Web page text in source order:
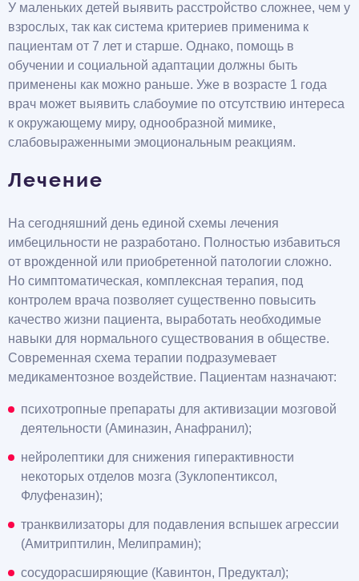
У маленьких детей выявить расстройство сложнее, чем у
взрослых, так как система критериев применима к
пациентам от 7 лет и старше. Однако, помощь в
обучении и социальной адаптации должны быть
применены как можно раньше. Уже в возрасте 1 года
врач может выявить слабоумие по отсутствию интереса
к окружающему миру, однообразной мимике,
слабовыраженными эмоциональным реакциям.
Лечение
На сегодняшний день единой схемы лечения
имбецильности не разработано. Полностью избавиться
от врожденной или приобретенной патологии сложно.
Но симптоматическая, комплексная терапия, под
контролем врача позволяет существенно повысить
качество жизни пациента, выработать необходимые
навыки для нормального существования в обществе.
Современная схема терапии подразумевает
медикаментозное воздействие. Пациентам назначают:
психотропные препараты для активизации мозговой
деятельности (Аминазин, Анафранил);
нейролептики для снижения гиперактивности
некоторых отделов мозга (Зуклопентиксол,
Флуфеназин);
транквилизаторы для подавления вспышек агрессии
(Амитриптилин, Мелипрамин);
сосудорасширяющие (Кавинтон, Предуктал);